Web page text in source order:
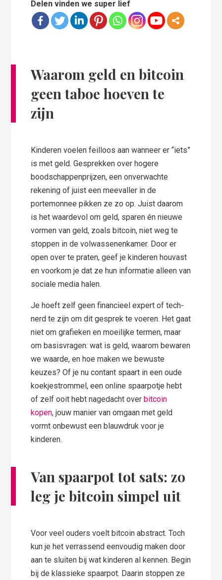
Delen vinden we super lief
Waarom geld en bitcoin
geen taboe hoeven te
zijn
Kinderen voelen feilloos aan wanneer er “iets”
is met geld. Gesprekken over hogere
boodschappenprijzen, een onverwachte
rekening of juist een meevaller in de
portemonnee pikken ze zo op. Juist daarom
is het waardevol om geld, sparen én nieuwe
vormen van geld, zoals bitcoin, niet weg te
stoppen in de volwassenenkamer. Door er
open over te praten, geef je kinderen houvast
en voorkom je dat ze hun informatie alleen van
sociale media halen.
Je hoeft zelf geen financieel expert of tech-
nerd te zijn om dit gesprek te voeren. Het gaat
niet om grafieken en moeilijke termen, maar
om basisvragen: wat is geld, waarom bewaren
we waarde, en hoe maken we bewuste
keuzes? Of je nu contant spaart in een oude
koekjestrommel, een online spaarpotje hebt
of zelf ooit hebt nagedacht over bitcoin
kopen, jouw manier van omgaan met geld
vormt onbewust een blauwdruk voor je
kinderen.
Van spaarpot tot sats: zo
leg je bitcoin simpel uit
Voor veel ouders voelt bitcoin abstract. Toch
kun je het verrassend eenvoudig maken door
aan te sluiten bij wat kinderen al kennen. Begin
bij de klassieke spaarpot. Daarin stoppen ze